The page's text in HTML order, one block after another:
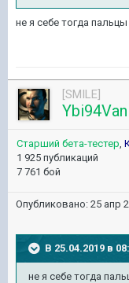
не я себе тогда
[SMILE]
Ybi94Van
Старший бета-тестер,
1 925 публикаций
7 761 бой
Опубликовано: 25 апр
В 25.04.2019 в
не я себе тогда